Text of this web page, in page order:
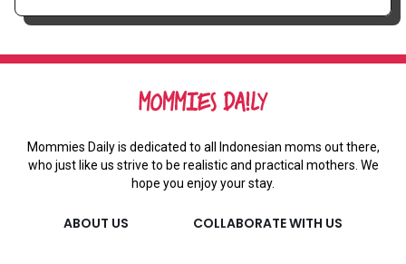
Mommies Daily is dedicated to all Indonesian moms out there,
who just like us strive to be realistic and practical mothers. We
hope you enjoy your stay.
ABOUT US COLLABORATE WITH US